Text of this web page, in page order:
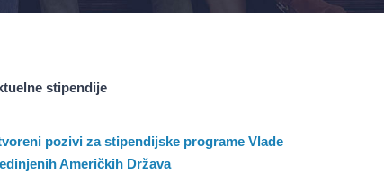
stipendije
pozivi za stipendijske programe Vlade
Američkih Država